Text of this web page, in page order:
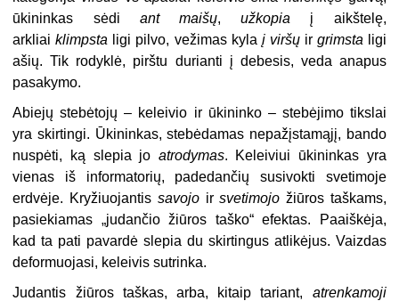
ūkininkas sėdi ant maišų,užkopia į aikštelę,
arkliaiklimpsta ligi pilvo, vežimas kyla į viršųir grimsta ligi
ašių. Tik rodyklė, pirštu durianti į debesis, veda anapus
pasakymo.
Abiejų stebėtojų – keleivio ir ūkininko – stebėjimo tikslai
yra skirtingi. Ūkininkas, stebėdamas nepažįstamąjį, bando
nuspėti, ką slepia jo atrodymas. Keleiviui ūkininkas yra
vienas iš informatorių, padedančių susivokti svetimoje
erdvėje. Kryžiuojantis savojoirsvetimojo žiūros taškams,
pasiekiamas „judančio žiūros taško“ efektas. Paaiškėja,
kad ta pati pavardė slepia du skirtingus atlikėjus. Vaizdas
deformuojasi, keleivis sutrinka.
Judantis žiūros taškas, arba, kitaip tariant, atrenkamoji